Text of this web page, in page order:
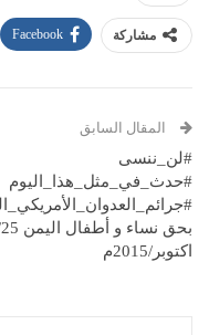
مشاركة Facebook
المقال السابق
#لن_ننسى
#حدث_في_مثل_هذا_اليوم
بحق
اكتوبر/2015م